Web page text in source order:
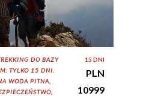
DO BAZY
TYLKO 15 DNI.
WODA PITNA,
15 DNI
PLN
10999